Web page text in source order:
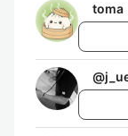
toma
@